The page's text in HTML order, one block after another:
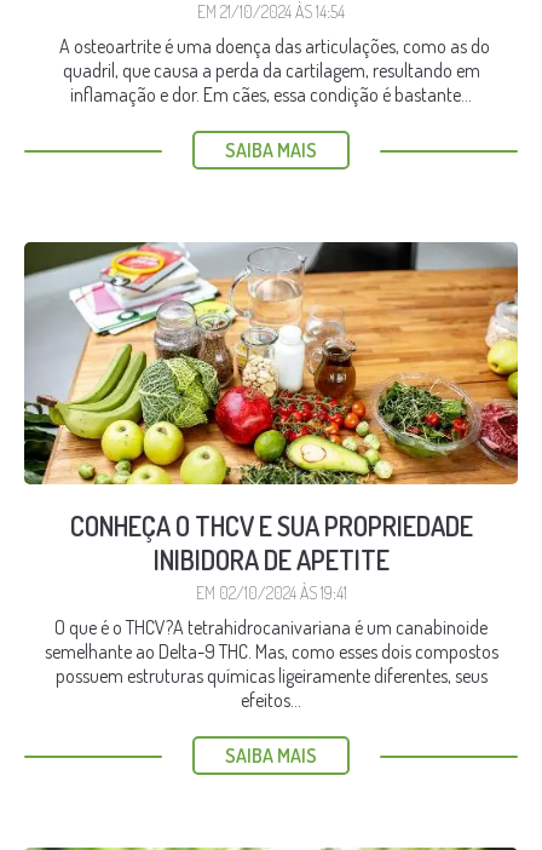
EM 21/10/2024 ÀS 14:54
A osteoartrite é uma doença das articulações, como as do
quadril, que causa a perda da cartilagem, resultando em
inflamação e dor. Em cães, essa condição é bastante...
SAIBA MAIS
CONHEÇA O THCV E SUA PROPRIEDADE
INIBIDORA DE APETITE
EM 02/10/2024 ÀS 19:41
O que é o THCV?A tetrahidrocanivariana é um canabinoide
semelhante ao Delta-9 THC. Mas, como esses dois compostos
possuem estruturas químicas ligeiramente diferentes, seus
efeitos...
SAIBA MAIS